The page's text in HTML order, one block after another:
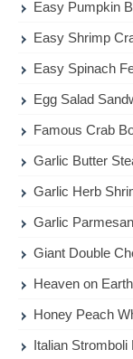
Easy Pumpkin
Easy Shrimp
Easy Spinach
Egg Salad
Famous Crab
Garlic Butter
Garlic Herb
Garlic
Giant Double
Heaven on
Honey Peach
Italian